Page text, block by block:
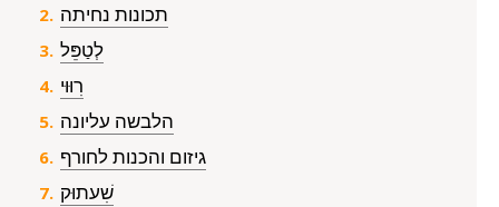
תכונות נחיתה
לְטַפֵּל
רִוּוּי
הלבשה עליונה
גיזום והכנות לחורף
שִׁעתוּק